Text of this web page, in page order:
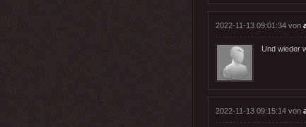
2022-11-13 09:01:34 von
Und wieder
2022-11-13 09:15:14 von